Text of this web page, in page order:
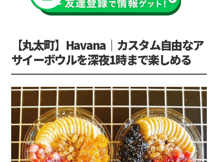
【丸太町】Havana｜カスタム自由なア
サイーボウルを深夜1時まで楽しめる